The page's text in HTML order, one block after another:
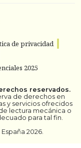
de privacidad
2025
reservados.
de derechos en
y servicios ofrecidos
lectura mecánica o
para tal fin.
2026.